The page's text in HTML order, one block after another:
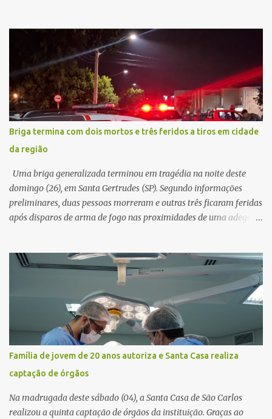
suspeito alegou que seria necessário atualizar o cadastro da conta
e passou a orientar a vítima sobre os procedimentos que deveriam
ser realizados. Dias depois, o golpista enviou um documento em
PDF simulando uma comunicação oficial da instituição financeira.
Na sequência, entrou em contato por telefone e encaminhou um
link, orientando a vítima a acessá-lo pelo computador para
concluir a suposta atualização cadastral. Após realizar o
procedimento, a conta bancária ficou bloqueada por algumas
horas. Sem conseguir acessar o sistema, a vítima tentou
novamente contato com o suposto gerente, mas não obteve
resposta. Na segunda-fe...
Briga termina com dois mortos e três feridos a tiros em cidade
da região
Uma briga generalizada terminou em tragédia na noite deste
domingo (26), em Santa Gertrudes (SP). Segundo informações
preliminares, duas pessoas morreram e outras três ficaram feridas
após disparos de arma de fogo nas proximidades de uma adega. O
começado dentro do estabelecimento e se estendido para a área
externa, quando dois homens armados passaram a efetuar
diversos disparos. Duas vítimas morreram ainda no local. Outras
três pessoas foram baleadas e socorridas. Até o momento, não
foram divulgadas informações oficiais sobre o estado de saúde dos
feridos. Equipes da Polícia Militar de Santa Gertrudes atenderam a
ocorrência e isolaram a área para o trabalho da perícia. Até a
última atualização, nenhum suspeito havia sido preso. A Polícia
Civil investigará a motivação da briga, a autoria dos disparos e as
circunstâncias do crime. A ocorrência segue em anda...
Família de jovem de 20 anos autoriza e Santa Casa realiza
captação de órgãos
Na madrugada deste sábado (04), a Santa Casa de São Carlos
realizou a quinta captação de órgãos da instituição. Graças ao